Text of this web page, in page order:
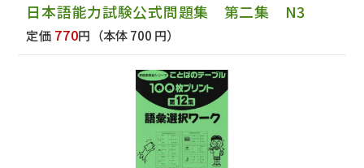
日本語能力試験公式問題集 第二集 N3
定価 770円 （本体 700 円）